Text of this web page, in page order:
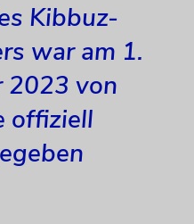
Kibbuz-
war am 1.
2023 von
offiziell